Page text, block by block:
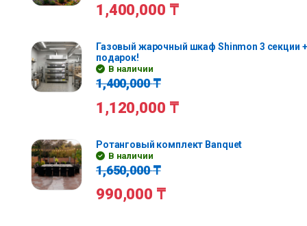
1,400,000 ₸
Газовый жарочный шкаф Shinmon 3 секции
подарок!
В наличии
1,400,000₸
1,120,000 ₸
Ротанговый комплект Banquet
В наличии
1,650,000₸
990,000 ₸